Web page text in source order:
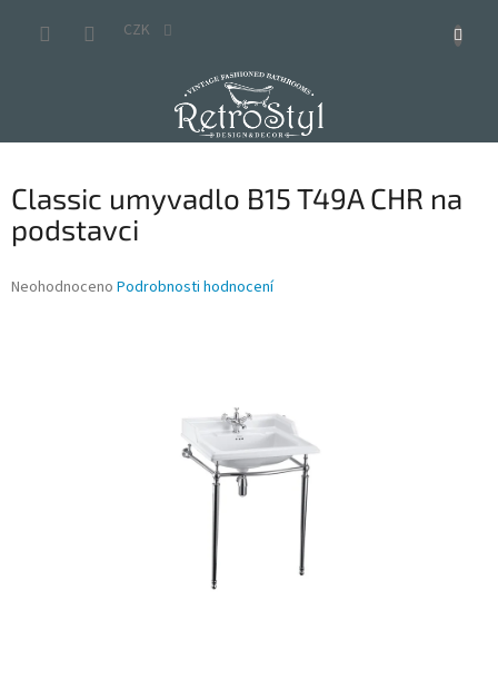
CZK
Classic umyvadlo B15 T49A CHR na
podstavci
Průměrné
Neohodnoceno Podrobnosti hodnocení